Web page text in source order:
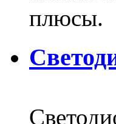
плюсы.